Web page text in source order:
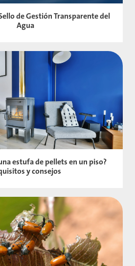
de Gestión Transparente del
Agua
estufa de pellets en un piso?
y consejos